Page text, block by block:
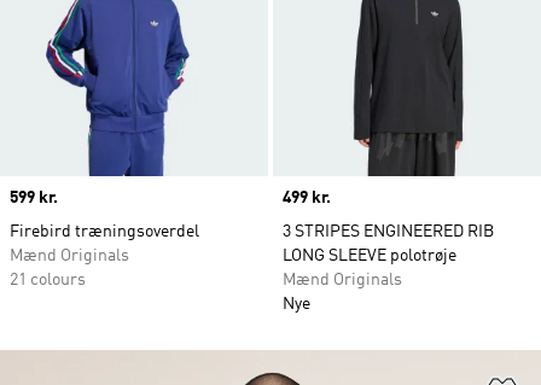
Price
599 kr.
Firebird træningsoverdel
Mænd Originals
21 colours
Price
499 kr.
3 STRIPES ENGINEERED RIB
LONG SLEEVE polotrøje
Mænd Originals
Nye